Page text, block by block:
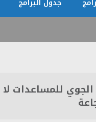
جدول البرامج
الجوي